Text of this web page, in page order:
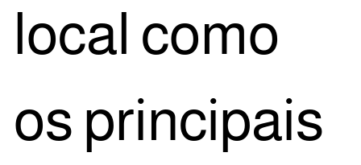
local como
os prin­ci­pais